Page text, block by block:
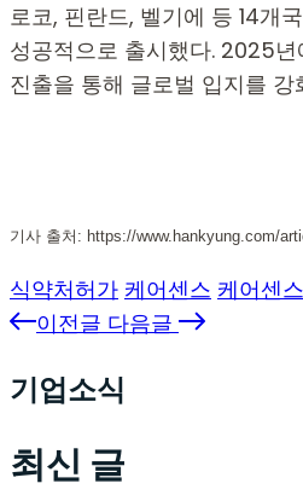
로코, 핀란드, 벨기에 등 14개
성공적으로 출시했다. 2025
진출을 통해 글로벌 입지를 강
기사 출처: https://www.hankyung.com/
식약처허가 케어센스 케어센
이전글 다음글
기업소식
최신 글